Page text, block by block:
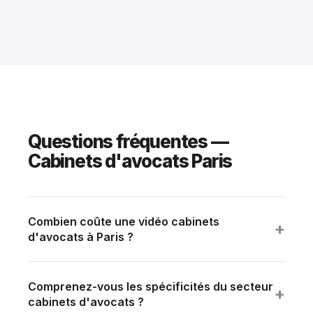
Questions fréquentes —
Cabinets d'avocats Paris
Combien coûte une vidéo cabinets
d'avocats à Paris ?
+
sous 24h sur brief.
Comprenez-vous les spécificités du secteur
cabinets d'avocats ?
+